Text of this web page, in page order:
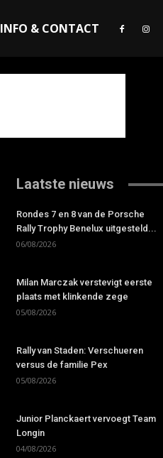
INFO & CONTACT
Laatste nieuws
Rondes 7 en 8 van de Porsche
Rally Trophy Benelux uitgesteld...
06/08/2026
Milan Marczak verstevigt eerste
plaats met klinkende zege
05/08/2026
Rally van Staden: Verschueren
versus de familie Pex
05/08/2026
Junior Planckaert vervoegt Team
Longin
04/08/2026